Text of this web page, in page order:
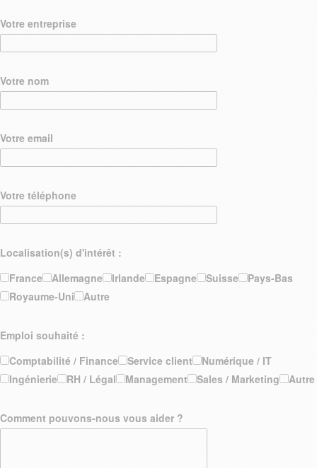
Votre entreprise
Votre nom
Votre email
Votre téléphone
Localisation(s) d'intérêt :
France
Allemagne Irlande Espagne Suisse
Pays-Bas
Royaume-Uni
Autre
Emploi souhaité :
Comptabilité / Finance
Service client
Numérique / IT
Ingénierie
RH / Légal Management Sales / Marketing Autre
Comment pouvons-nous vous aider ?